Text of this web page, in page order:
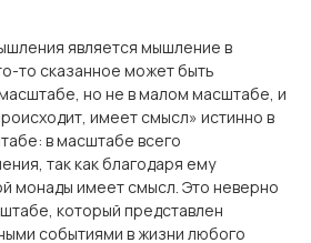
является мышление в
то сказанное может быть
но не в малом масштабе, и
имеет смысл» истинно в
в масштабе всего
так как благодаря ему
монады имеет смысл. Это неверно
который представлен
событиями в жизни любого